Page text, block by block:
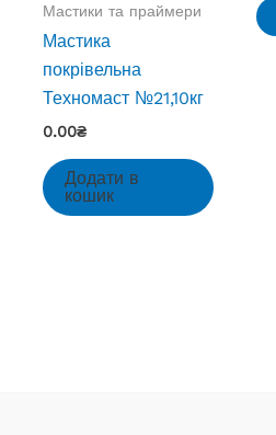
Мастики та праймери
Мастика
покрівельна
Техномаст №21,10кг
0.00₴
Додати в
кошик